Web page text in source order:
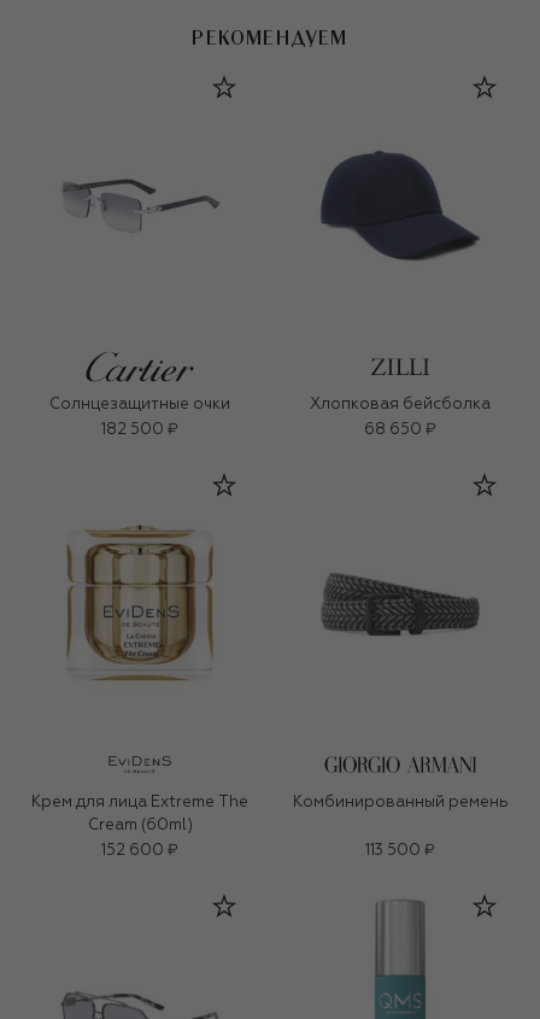
РЕКОМЕНДУЕМ
Солнцезащитные очки
182 500 ₽
Хлопковая бейсболка
68 650 ₽
Крем для лица Extreme The
Cream (60ml)
152 600 ₽
Комбинированный ремень
113 500 ₽